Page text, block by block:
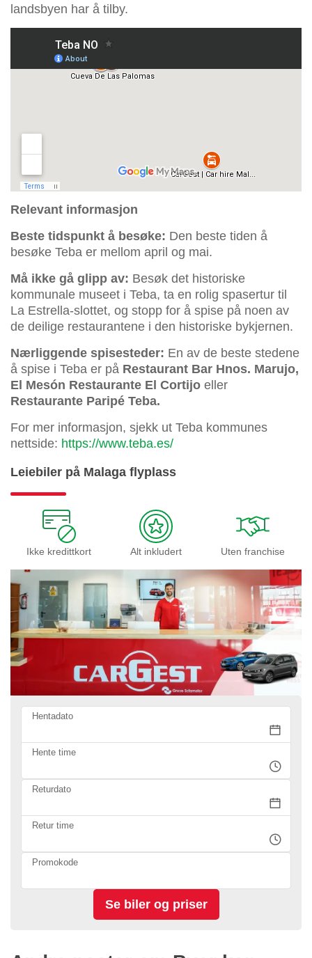
landsbyen har å tilby.
Relevant informasjon
Beste tidspunkt å besøke: Den beste tiden å
besøke Teba er mellom april og mai.
Må ikke gå glipp av: Besøk det historiske
kommunale museet i Teba, ta en rolig spasertur til
La Estrella-slottet, og stopp for å spise på noen av
de deilige restaurantene i den historiske bykjernen.
Nærliggende spisesteder: En av de beste stedene
å spise i Teba er på Restaurant Bar Hnos. Marujo,
El Mesón Restaurante El Cortijo eller
Restaurante Paripé Teba.
For mer informasjon, sjekk ut Teba kommunes
nettside: https://www.teba.es/
Leiebiler på Malaga flyplass
Ikke kredittkort Alt inkludert Uten franchise
Hentadato
Hente time
Returdato
Retur time
Promokode